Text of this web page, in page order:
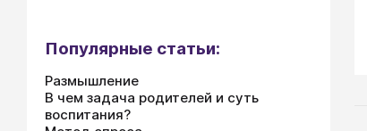
Популярные статьи:
Размышление
В чем задача родителей и суть
воспитания?